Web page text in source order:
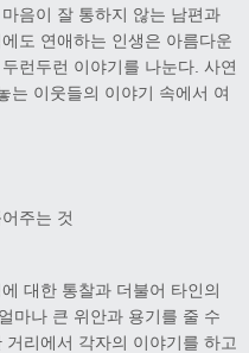
음이 잘 통하지 않는 남편과
도 연애하는 인생은 아름다운
런두런 이야기를 나눈다. 사연
는 이웃들의 이야기 속에서 여
주는 것
대한 통찰과 더불어 타인의
마나 큰 위안과 용기를 줄 수
리에서 각자의 이야기를 하고